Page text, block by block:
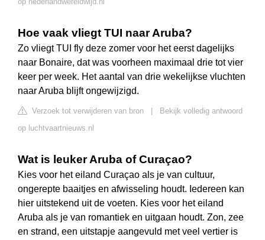
Hoe vaak vliegt TUI naar Aruba?
Zo vliegt TUI fly deze zomer voor het eerst dagelijks
naar Bonaire, dat was voorheen maximaal drie tot vier
keer per week. Het aantal van drie wekelijkse vluchten
naar Aruba blijft ongewijzigd.
Verzoek tot verwijderen van bron
Bekijk volledig antwoord
op luchtvaartnieuws.nl
Wat is leuker Aruba of Curaçao?
Kies voor het eiland Curaçao als je van cultuur,
ongerepte baaitjes en afwisseling houdt. Iedereen kan
hier uitstekend uit de voeten. Kies voor het eiland
Aruba als je van romantiek en uitgaan houdt. Zon, zee
en strand, een uitstapje aangevuld met veel vertier is